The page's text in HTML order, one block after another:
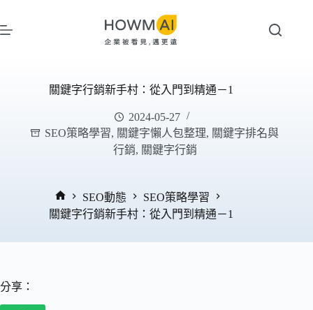
至
關鍵字行銷新手村：從入門到精通－1
2024-05-27
SEO策略學習, 關鍵字懶人包整理, 關鍵字排名與
行銷, 關鍵字行銷
首
SEO動態
SEO策略學習
關鍵字行銷新手村：從入門到精通－1
分享：